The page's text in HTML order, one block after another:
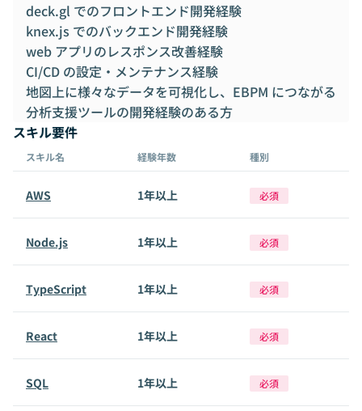
deck.gl でのフロントエンド開発経験
knex.js でのバックエンド開発経験
web アプリのレスポンス改善経験
CI/CD の設定・メンテナンス経験
地図上に様々なデータを可視化し、EBPM につながる
分析支援ツールの開発経験のある方
スキル要件
スキル名 経験年数 種別
AWS 1年以上 必須
Node.js 1年以上 必須
TypeScript 1年以上 必須
React 1年以上 必須
SQL 1年以上 必須